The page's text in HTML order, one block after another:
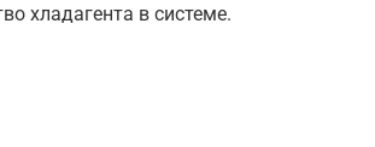
хладагента в системе.